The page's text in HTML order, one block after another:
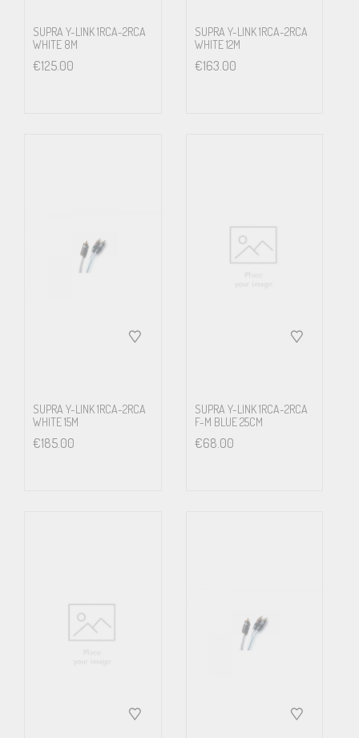
SUPRA Y-LINK 1RCA-2RCA
WHITE 8M
€125.00
SUPRA Y-LINK 1RCA-2RCA
WHITE 12M
€163.00
SUPRA Y-LINK 1RCA-2RCA
WHITE 15M
€185.00
SUPRA Y-LINK 1RCA-2RCA
F-M BLUE 25CM
€68.00